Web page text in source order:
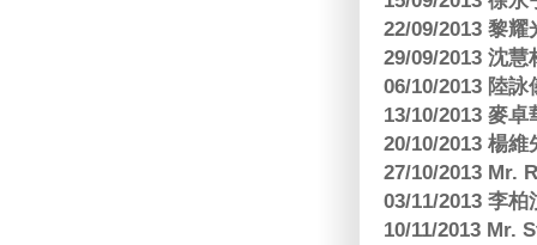
22/09/2013 黎
29/09/2013 沈
06/10/2013 陸
13/10/2013 麥
20/10/2013 楊
27/10/2013 Mr.
03/11/2013 李
10/11/2013 Mr.